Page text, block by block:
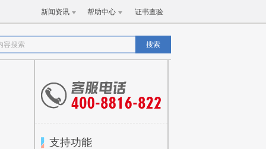
新闻资讯 帮助中心 证书查验
搜索
支持功能